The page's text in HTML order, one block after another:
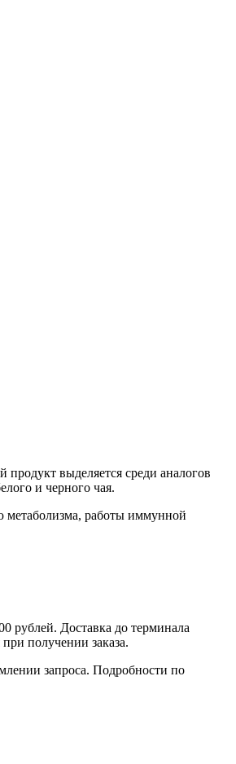
выделяется среди аналогов
и черного чая.
метаболизма, работы иммунной
рублей. Доставка до терминала
получении заказа.
запроса. Подробности по